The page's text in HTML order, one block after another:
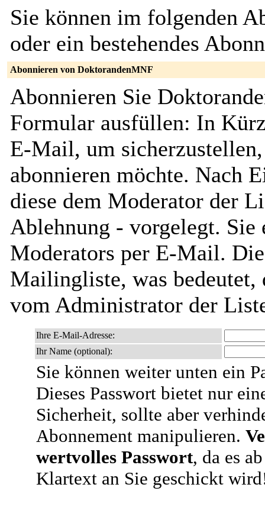
Sie können im folgenden
oder ein bestehendes
Abonnieren von DoktorandenMNF
Abonnieren Sie
Formular ausfüllen: In
E-Mail, um
abonnieren möchte. Nach
diese dem Moderator der
Ablehnung - vorgelegt. Sie
Moderators per E-Mail.
Mailingliste, was bedeutet,
vom Administrator der
Ihre E-Mail-Adresse:
Ihr Name (optional):
Sie können weiter unten ein
Dieses Passwort bietet nur
Sicherheit, sollte aber
Abonnement manipulieren.
wertvolles Passwort, da es
Klartext an Sie geschickt